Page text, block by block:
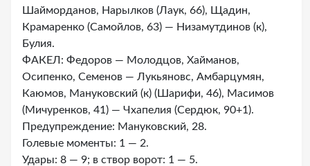
Шайморданов, Нарылков (Лаук, 66), Щадин,
Крамаренко (Самойлов, 63) — Низамутдинов (к),
Булия.
ФАКЕЛ: Федоров — Молодцов, Хайманов,
Осипенко, Семенов — Лукьяновс, Амбарцумян,
Каюмов, Мануковский (к) (Шарифи, 46), Масимов
(Мичуренков, 41) — Чхапелия (Сердюк, 90+1).
Предупреждение: Мануковский, 28.
Голевые моменты: 1 — 2.
Удары: 8 — 9; в створ ворот: 1 — 5.